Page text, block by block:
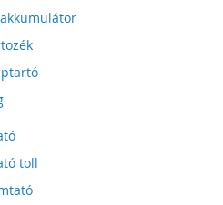
toll